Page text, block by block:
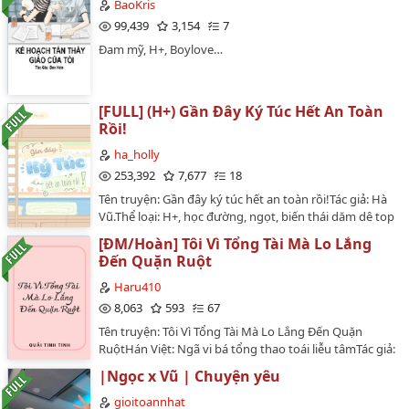
BaoKris
99,439
3,154
7
Đam mỹ, H+, Boylove…
[FULL] (H+) Gần Đây Ký Túc Hết An Toàn
Rồi!
ha_holly
253,392
7,677
18
Tên truyện: Gần đây ký túc hết an toàn rồi!Tác giả: Hà
Vũ.Thể loại: H+, học đường, ngọt, biến thái dăm dê top
x ngây thơ dễ bị dụ ngoan ngoãn bot.Bìa: LMM.Giới
thiệu:Nghe nói đại học rất nguy hiểm, loại người nào
cũng có. Nếu như không cẩn thận sẽ bị lừa như
chơi.Thế nên Tinh Húc rất cẩn thận, giao tiếp với mọi
người cũng không vượt giới hạn, đảm bảo an toàn cho
dừa, phòng bên ngoài lại không phòng được bên
trong. Bỗng một ngày đẹp trời cậu nhận được tin
nhắn, nội dung cực kỳ đáng sợ.[Anh muốn được chịch
em]…
[ĐM/Hoàn] Tôi Vì Tổng Tài Mà Lo Lắng
Đến Quặn Ruột
Haru410
8,063
593
67
Tên truyện: Tôi Vì Tổng Tài Mà Lo Lắng Đến Quặn
RuộtHán Việt: Ngã vi bá tổng thao toái liễu tâmTác giả:
Hoàn thành [6/7/2025 - 23/1/2026]Số chương: 59
chương chính + 7 ngoại truyện Thể loại: Nguyên sang,
|Ngọc x Vũ | Chuyện yêu
gioitoannhat